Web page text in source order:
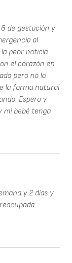
de gestación y
al
peor noticia
el corazón en
pero no lo
la forma natural
Espero y
mi bebé tenga
y 2 días y